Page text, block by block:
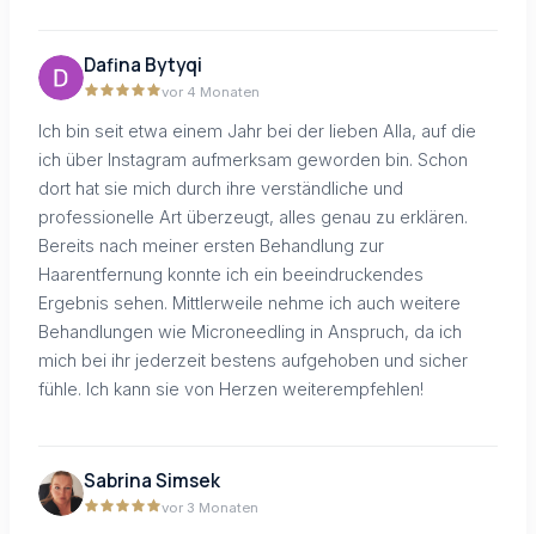
Dafina Bytyqi
vor 4 Monaten
Ich bin seit etwa einem Jahr bei der lieben Alla, auf die
ich über Instagram aufmerksam geworden bin. Schon
dort hat sie mich durch ihre verständliche und
professionelle Art überzeugt, alles genau zu erklären.
Bereits nach meiner ersten Behandlung zur
Haarentfernung konnte ich ein beeindruckendes
Ergebnis sehen. Mittlerweile nehme ich auch weitere
Behandlungen wie Microneedling in Anspruch, da ich
mich bei ihr jederzeit bestens aufgehoben und sicher
fühle. Ich kann sie von Herzen weiterempfehlen!
Sabrina Simsek
vor 3 Monaten